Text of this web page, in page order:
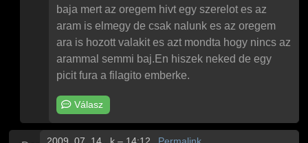
baja mert az oregem hivt egy szerelot es az
aram is elmegy de csak nalunk es az oregem
ara is hozott valakit es azt mondta hogy nincs az
arammal semmi baj.En hiszek neked de egy
picit fura a filagito emberke.
Válasz
2009. 07. 14., k – 14:12 Permalink